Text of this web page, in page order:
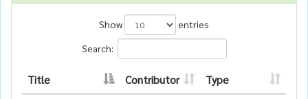
Show
entries
Search:
Title Contributor
Type